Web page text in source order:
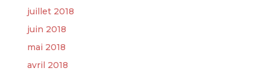
juillet 2018
juin 2018
mai 2018
avril 2018